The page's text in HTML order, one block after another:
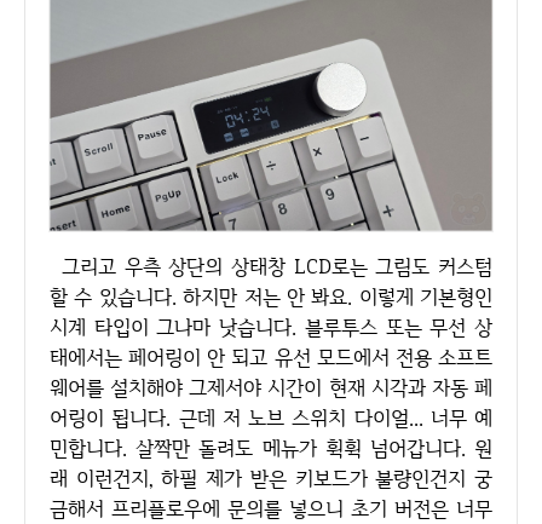
그리고 우측 상단의 상태창 LCD로는 그림도 커스텀
할 수 있습니다. 하지만 저는 안 봐요. 이렇게 기본형인
시계 타입이 그나마 낫습니다. 블루투스 또는 무선 상
태에서는 페어링이 안 되고 유선 모드에서 전용 소프트
웨어를 설치해야 그제서야 시간이 현재 시각과 자동 페
어링이 됩니다. 근데 저 노브 스위치 다이얼... 너무 예
민합니다. 살짝만 돌려도 메뉴가 휙휙 넘어갑니다. 원
래 이런건지, 하필 제가 받은 키보드가 불량인건지 궁
금해서 프리플로우에 문의를 넣으니 초기 버전은 너무